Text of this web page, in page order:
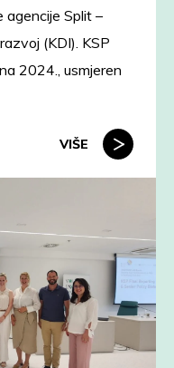
agencije Split –
(KDI). KSP
2024., usmjeren
VIŠE